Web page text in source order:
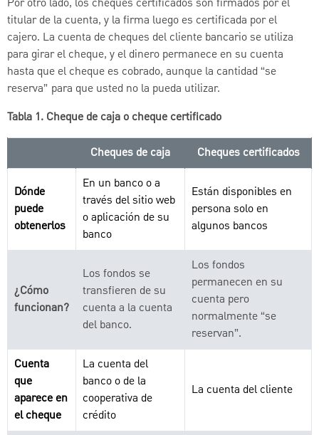
titular de la cuenta, y la firma luego es certificada por el
cajero. La cuenta de cheques del cliente bancario se utiliza
para girar el cheque, y el dinero permanece en su cuenta
hasta que el cheque es cobrado, aunque la cantidad “se
reserva” para que usted no la pueda utilizar.
Tabla 1. Cheque de caja o cheque certificado
Cheques de caja Cheques certificados
Dónde
puede
obtenerlos
En un banco o a
través del sitio web
o aplicación de su
banco
Están disponibles en
persona solo en
algunos bancos
¿Cómo
funcionan?
Los fondos se
transfieren de su
cuenta a la cuenta
del banco.
Los fondos
permanecen en su
cuenta pero
normalmente “se
reservan”.
Cuenta
que
aparece en
el cheque
La cuenta del
banco o de la
cooperativa de
crédito
La cuenta del cliente